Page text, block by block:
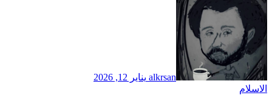
alkrsan يناير 12, 2026
الاسلام